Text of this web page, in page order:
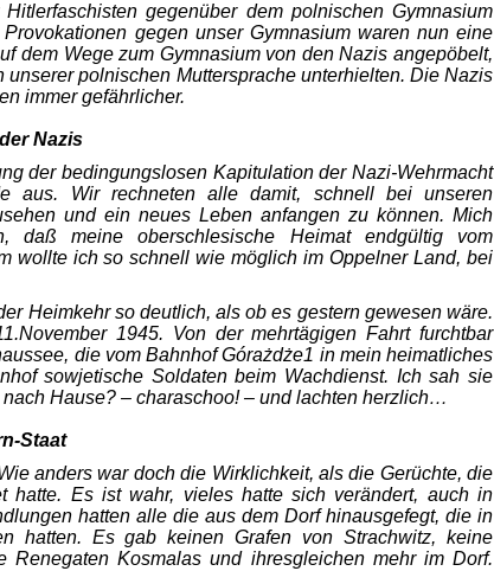
gegenüber dem pol­nischen Gymnasium
gegen unser Gymnasium waren nun eine
dem Wege zum Gymnasium von den Nazis angepöbelt,
polnischen Muttersprache unterhielten. Die Nazis
immer gefährlicher.
Nazis
der bedingungslosen Kapitu­lation der Nazi-Wehrmacht
aus. Wir rechneten alle damit, schnell bei unseren
und ein neues Leben anfangen zu können. Mich
daß meine oberschlesische Heimat endgültig vom
wollte ich so schnell wie möglich im Oppelner Land, bei
Heimkehr so deutlich, als ob es gestern gewesen wäre.
1945. Von der mehrtägigen Fahrt furchtbar
die vom Bahnhof Górażdże1 in mein heimatliches
sowjetische Soldaten beim Wachdienst. Ich sah sie
Hause? – charaschoo! – und lachten herzlich…
Staat
anders war doch die Wirklichkeit, als die Gerüchte, die
hatte. Es ist wahr, vieles hatte sich verändert, auch in
hatten alle die aus dem Dorf hinausgefegt, die in
hatten. Es gab keinen Grafen von Strachwitz, keine
Renegaten Kosmalas und ihresgleichen mehr im Dorf.